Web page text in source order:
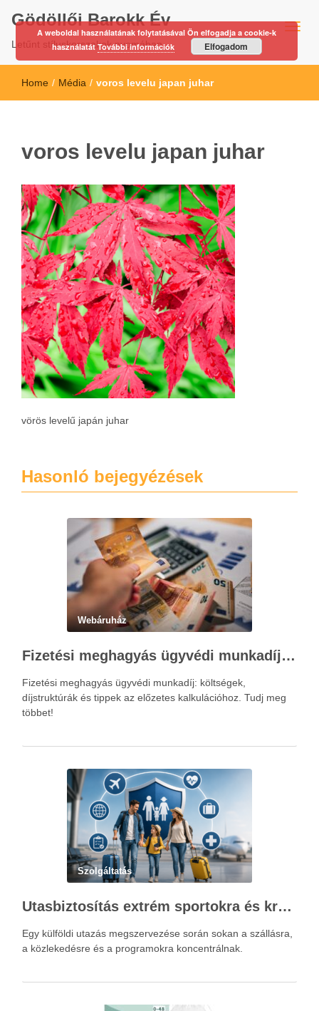
Gödöllői Barokk Év
Letűnt stíluskorszakok nyomában…
Home / Média / voros levelu japan juhar
voros levelu japan juhar
vörös levelű japán juhar
Hasonló bejegyézések
Webáruház
Fizetési meghagyás ügyvédi munkadíja: teljes költségvetési útmutató
Fizetési meghagyás ügyvédi munkadíj: költségek,
díjstruktúrák és tippek az előzetes kalkulációhoz. Tudj meg
többet!
Szolgáltatás
Utasbiztosítás extrém sportokra és krónikus betegségek esetén: mire figyelj utazás előtt?
Egy külföldi utazás megszervezése során sokan a szállásra,
a közlekedésre és a programokra koncentrálnak.
A weboldal használatának folytatásával Ön elfogadja a cookie-k
használatátTovábbi információk Elfogadom